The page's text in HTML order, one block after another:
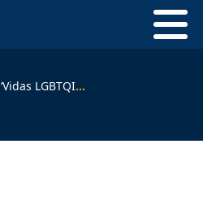
‘Vidas LGBTQIAPN+ importam e resistem’, afirma Ronaldo Callado